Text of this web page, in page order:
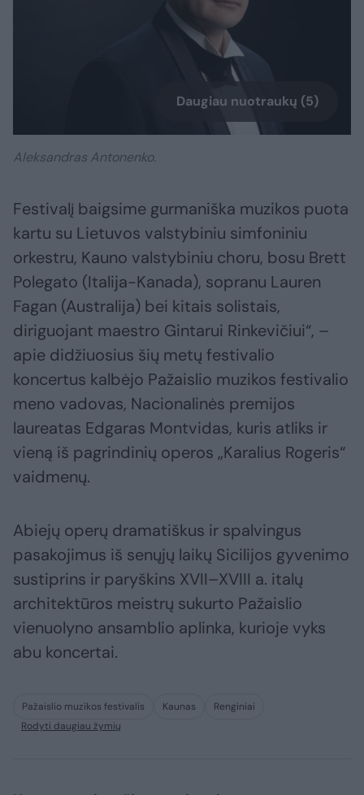
Daugiau nuotraukų (5)
Aleksandras Antonenko.
Festivalį baigsime gurmaniška muzikos puota
kartu su Lietuvos valstybiniu simfoniniu
orkestru, Kauno valstybiniu choru, bosu Brett
Polegato (Italija-Kanada), sopranu Lauren
Fagan (Australija) bei kitais solistais,
diriguojant maestro Gintarui Rinkevičiui“, –
apie didžiuosius šių metų festivalio
koncertus kalbėjo Pažaislio muzikos festivalio
meno vadovas, Nacionalinės premijos
laureatas Edgaras Montvidas, kuris atliks ir
vieną iš pagrindinių operos „Karalius Rogeris“
vaidmenų.
Abiejų operų dramatiškus ir spalvingus
pasakojimus iš senųjų laikų Sicilijos gyvenimo
sustiprins ir paryškins XVII–XVIII a. italų
architektūros meistrų sukurto Pažaislio
vienuolyno ansamblio aplinka, kurioje vyks
abu koncertai.
Pažaislio muzikos festivalis Kaunas
Renginiai
Rodyti daugiau žymių